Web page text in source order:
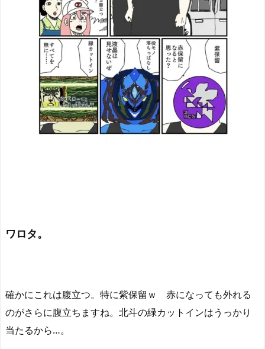
ワロタ。
確かにこれは腹立つ。特に紫保留ｗ 赤になっても外れる
のがさらに腹立ちますね。北斗の緑カットインはうっかり
当たるから…。